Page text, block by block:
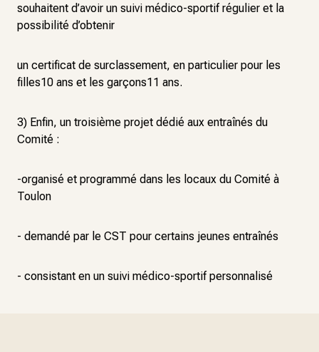
souhaitent d’avoir un suivi médico-sportif régulier et la
possibilité d’obtenir
un certificat de surclassement, en particulier pour les
filles10 ans et les garçons11 ans.
3) Enfin, un troisième projet dédié aux entraînés du
Comité :
-organisé et programmé dans les locaux du Comité à
Toulon
- demandé par le CST pour certains jeunes entraînés
- consistant en un suivi médico-sportif personnalisé